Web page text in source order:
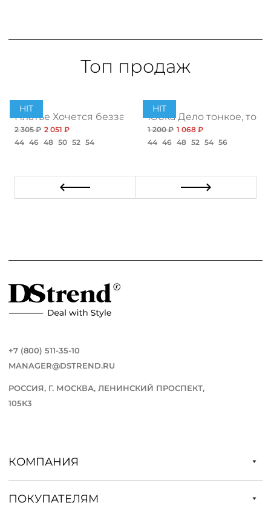
Топ продаж
HIT
Платье Хочется беззаботности, топ
2 305 ₽ 2 051 ₽
44 46 48 50 52 54
HIT
Юбка Дело тонкое, топ
1 200 ₽ 1 068 ₽
44 46 48 52 54 56
+7 (800) 511-35-10
MANAGER@DSTREND.RU
РОССИЯ, Г. МОСКВА, ЛЕНИНСКИЙ ПРОСПЕКТ,
105К3
КОМПАНИЯ
ПОКУПАТЕЛЯМ